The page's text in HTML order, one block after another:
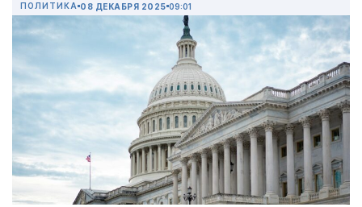
ПОЛИТИКА 08 ДЕКАБРЯ 2025 09:01